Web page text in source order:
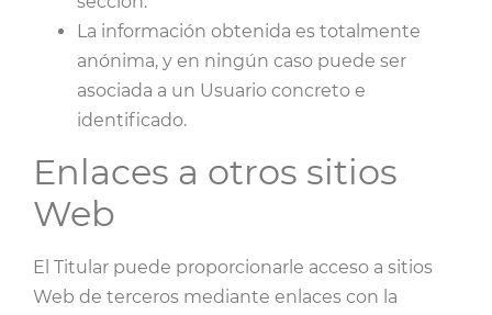
La información obtenida es totalmente
anónima, y en ningún caso puede ser
asociada a un Usuario concreto e
identificado.
Enlaces a otros sitios
Web
El Titular puede proporcionarle acceso a sitios
Web de terceros mediante enlaces con la